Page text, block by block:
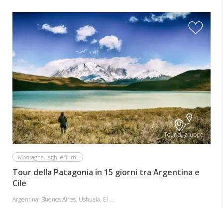
Tour di gruppo
Montagna, laghi e fiumi
Tour della Patagonia in 15 giorni tra Argentina e
Cile
Argentina: Buenos Aires, Ushuaia, El ...